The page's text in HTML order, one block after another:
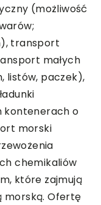
(możliwość
transport
małych
listów, paczek),
kontenerach o
morski
chemikaliów
które zajmują
morską. Ofertę